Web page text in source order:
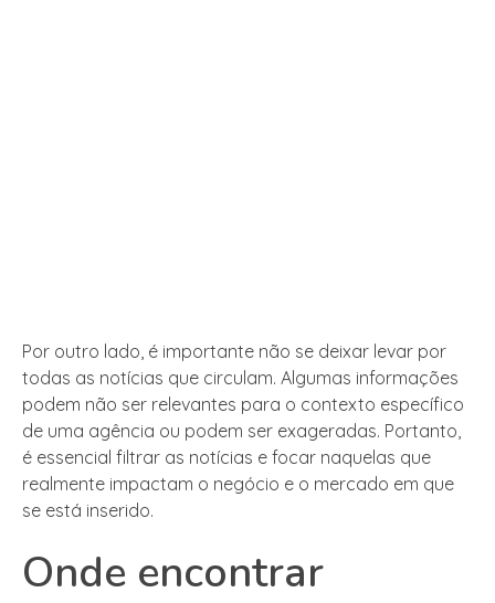
Por outro lado, é importante não se deixar levar por
todas as notícias que circulam. Algumas informações
podem não ser relevantes para o contexto específico
de uma agência ou podem ser exageradas. Portanto,
é essencial filtrar as notícias e focar naquelas que
realmente impactam o negócio e o mercado em que
se está inserido.
Onde encontrar